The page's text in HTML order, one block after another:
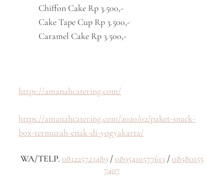
Chiffon Cake Rp 3.500,-
Cake Tape Cup Rp 3.500,-
Caramel Cake Rp 3.500,-
https://amanahcatering.com/
https://amanahcatering.com/2020/02/paket-snack-
box-termurah-enak-di-yogyakarta/
WA/TELP. 081225723489 /0895410577613 /08580155
7407